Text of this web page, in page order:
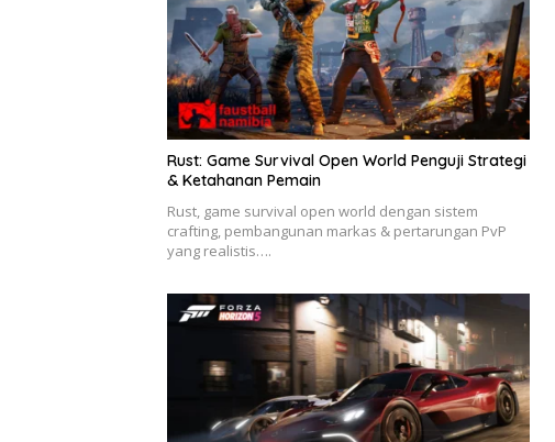
Rust: Game Survival Open World Penguji Strategi
& Ketahanan Pemain
Rust, game survival open world dengan sistem
crafting, pembangunan markas & pertarungan PvP
yang realistis….